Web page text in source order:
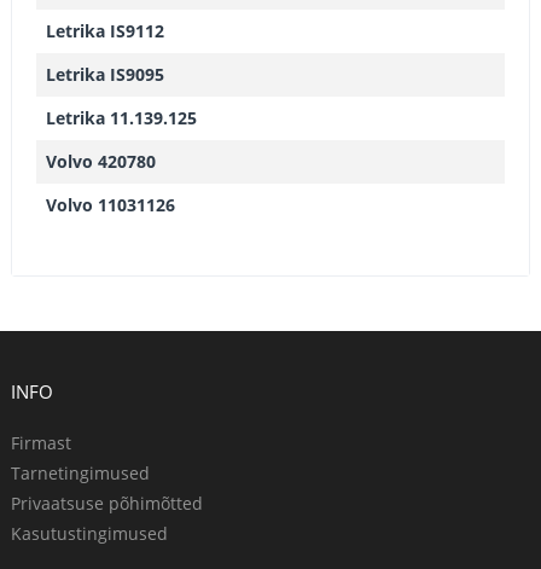
Letrika IS9112
Letrika IS9095
Letrika 11.139.125
Volvo 420780
Volvo 11031126
INFO
Firmast
Tarnetingimused
Privaatsuse põhimõtted
Kasutustingimused